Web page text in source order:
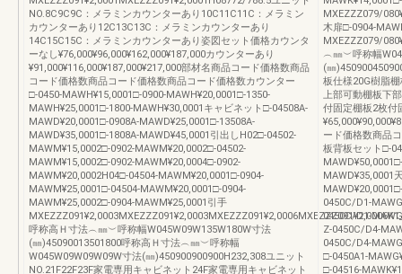
NO.8C9C9C：メラミンカウンターあり10C11C11C：メラミン
カウンターあり12C13C13C：メラミンカウンターあり
14C15C15C：メラミンカウンターあり姿図セット価格カウンタ
ーなし¥76,000¥96,000¥162,000¥187,000カウンターあり
¥91,000¥116,000¥187,000¥217,000部材名商品コード価格数商品
コード価格数商品コード価格数商品コード価格数カウンター
□-0450-MAWH¥15,0001□-0900-MAWH¥20,0001□-1350-
MAWH¥25,0001□-1800-MAWH¥30,0001キャビネット□-04508A-
MAWD¥20,0001□-0908A-MAWD¥25,0001□-13508A-
MAWD¥35,0001□-1808A-MAWD¥45,0001引出しH02□-04502-
MAWM¥15,0002□-0902-MAWM¥20,0002□-04502-
MAWM¥15,0002□-0902-MAWM¥20,0004□-0902-
MAWM¥20,0002H04□-04504-MAWM¥20,0001□-0904-
MAWM¥25,0001□-04504-MAWM¥20,0001□-0904-
MAWM¥25,0002□-0904-MAWM¥25,0001引手
呼称高Ｈ寸法︵㎜︶呼称幅W045W09W135W180W寸法
(㎜)45090013501800呼称高Ｈ寸法︵㎜︶呼称幅
W045W09W09W09W寸法(㎜)450900900900H232,308ユニット
NO.21F22F23F家電専用キャビネット24F家電専用キャビネット
MXEZZZ079/
木扉□-0904-
MXEZZZ079/
︵㎜︶呼称幅
(㎜
板仕様20G樹脂
上部可動棚板下
付固定棚板2枚付
ード価格数商品
板背板セット□-
MAWD¥35,0001
0450C/D1-
0450C/D1-
Z-0450C/D4-
0450C/D4-
□-0450A1-
□-04516-